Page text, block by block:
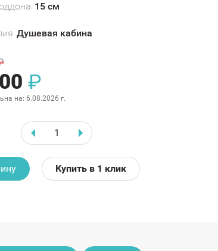
15 см
Душевая кабина
₽
на: 6.08.2026 г.
Купить в 1 клик